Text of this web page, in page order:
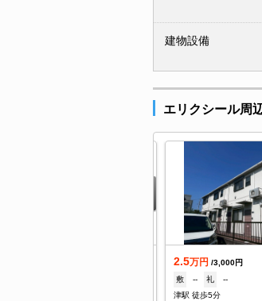
建物設備
エリクシール周
2.5万円 /3,000円
敷
-- 礼
--
津駅 徒歩5分